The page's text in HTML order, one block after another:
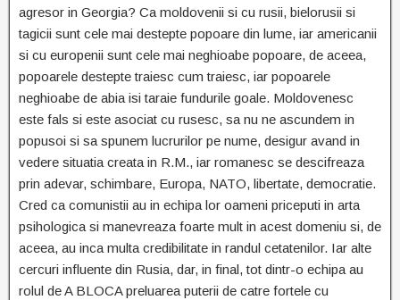
agresor in Georgia? Ca moldovenii si cu rusii, bielorusii si
tagicii sunt cele mai destepte popoare din lume, iar americanii
si cu europenii sunt cele mai neghioabe popoare, de aceea,
popoarele destepte traiesc cum traiesc, iar popoarele
neghioabe de abia isi taraie fundurile goale. Moldovenesc
este fals si este asociat cu rusesc, sa nu ne ascundem in
popusoi si sa spunem lucrurilor pe nume, desigur avand in
vedere situatia creata in R.M., iar romanesc se descifreaza
prin adevar, schimbare, Europa, NATO, libertate, democratie.
Cred ca comunistii au in echipa lor oameni priceputi in arta
psihologica si manevreaza foarte mult in acest domeniu si, de
aceea, au inca multa credibilitate in randul cetatenilor. Iar alte
cercuri influente din Rusia, dar, in final, tot dintr-o echipa au
rolul de A BLOCA preluarea puterii de catre fortele cu